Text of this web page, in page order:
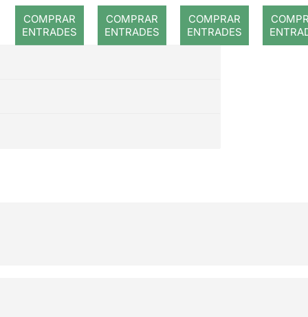
COMPRAR
ENTRADES
COMPRAR
ENTRADES
COMPRAR
ENTRADES